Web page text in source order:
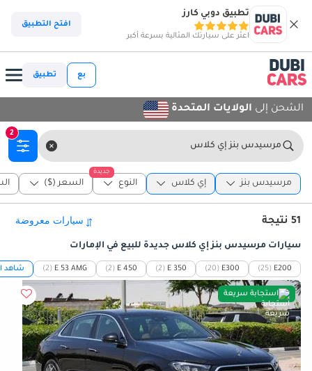
تطبيق دوبي كارز
اعثر على سيارتك المثالية بسرعة أكبر
افتح التطبيق
بع تطبيق
الشحن إلى الولايات المتحدة
مرسيدس بنز إي كلاس
2
مرسيدس بنز إي كلاس
جديدة
النوع السعر ($)
51 نتيجة
سيارات مرسيدس بنز إي كلاس جديدة للبيع في الإمارات
E200
(25)
E300
(20)
E 350
(2)
E 450
(2)
E 53 AMG
(2) شاهد
استجابة سريعة